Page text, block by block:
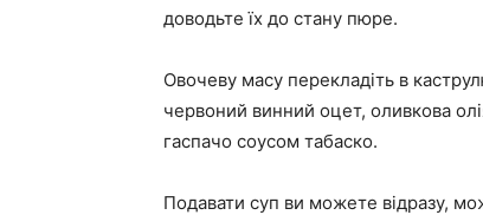
доводьте їх до стану пюре.
Овочеву масу перекладіть в
червоний винний оцет, оливкова
гаспачо соусом табаско.
Подавати суп ви можете відразу,